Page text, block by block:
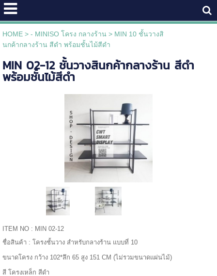
HOME> - MINISO โครง กลางร้าน > MIN 10 ชั้นวางสิ
นกค้ากลางร้าน สีดำ พร้อมชั้นไม้สีดำ
MIN 02-12 ชั้นวางสินกค้ากลางร้าน สีดำ
พร้อมชั้นไม้สีดำ
ITEM NO : MIN 02-12
ชื่อสินค้า : โครงชั้นวาง สำหรับกลางร้าน แบบที่ 10
ขนาดโครง กว้าง 102*ลึก 65 สูง 151 CM (ไม่รวมขนาดแผ่นไม้)
สี โครงเหล็ก สีดำ